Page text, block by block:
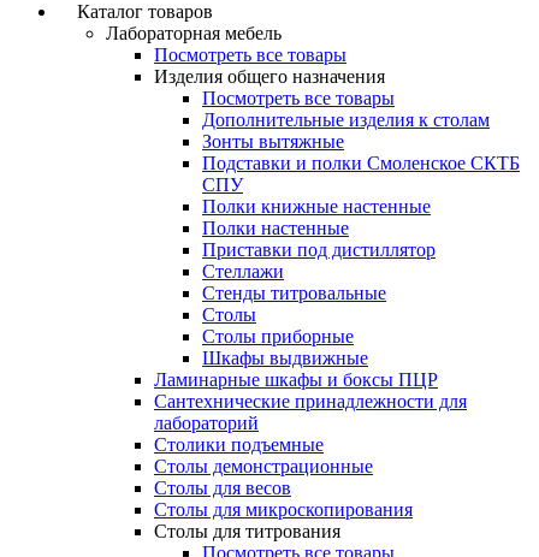
Каталог товаров
Лабораторная мебель
Посмотреть все товары
Изделия общего назначения
Посмотреть все товары
Дополнительные изделия к столам
Зонты вытяжные
Подставки и полки Смоленское СКТБ
СПУ
Полки книжные настенные
Полки настенные
Приставки под дистиллятор
Стеллажи
Стенды титровальные
Столы
Столы приборные
Шкафы выдвижные
Ламинарные шкафы и боксы ПЦР
Сантехнические принадлежности для
лабораторий
Столики подъемные
Столы демонстрационные
Столы для весов
Столы для микроскопирования
Столы для титрования
Посмотреть все товары